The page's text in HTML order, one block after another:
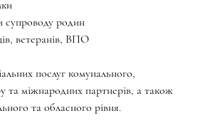
супроводу родин
ветеранів, ВПО
послуг комунального,
та міжнародних партнерів, а також
та обласного рівня.